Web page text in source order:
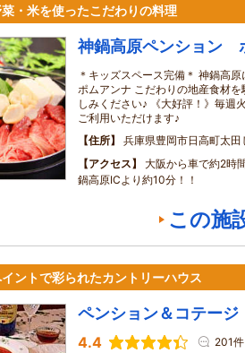
・米を使ったこだわりの料理
神鍋高原ペンション
＊キッズスペース完備＊ 神鍋高
ポムアンナ こだわりの地産食材
しみください♪ 《大好評！》毎週
ご利用いただけます♪
住所
兵庫県豊岡市日高町太
アクセス
大阪から車で約2時
鍋高原ICより約10分！！
この施
ントで彩られたカントリーハウス
ペンション＆コテー
4.4 201件